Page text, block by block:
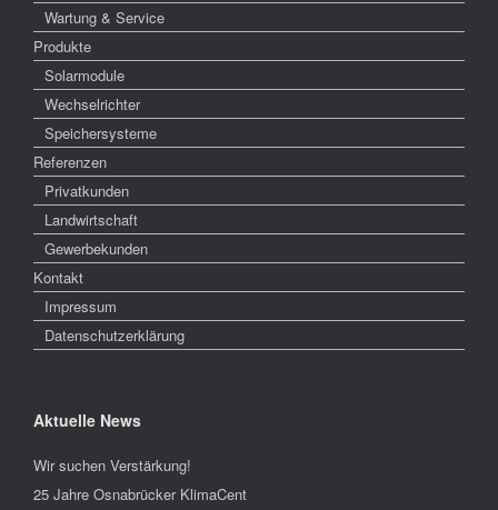
Wartung & Service
Produkte
Solarmodule
Wechselrichter
Speichersysteme
Referenzen
Privatkunden
Landwirtschaft
Gewerbekunden
Kontakt
Impressum
Datenschutzerklärung
Aktuelle News
Wir suchen Verstärkung!
25 Jahre Osnabrücker KlimaCent